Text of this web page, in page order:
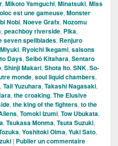
, Mikoto Yamguchi, Minatsuki, Miss
est une gameuse, Monster
Nobi, Noeve Grafx, Nozomu
, peachboy riverside, Pika,
seven spellblades, Renjuro
, Ryoichi Ikegami, saisons
Days, Seibô Kitahara, Sentaro
, Shinji Makari, Shota Ito, SNK, So-
monde, soul liquid chambers,
, Tail Yuzuhara, Takashi Nagasaki,
, the croaking, The Elusive
, the king of the fighters, to the
, Tomoki Izumi, Tow Ubukata,
, Tsukasa Monma, Tsuta Suzuki,
, Yoshitoki Oima, Yuki Sato,
| Publier un commentaire